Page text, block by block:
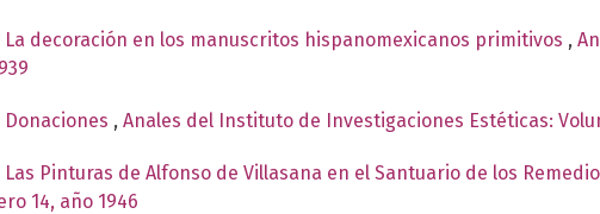
La decoración en los manuscritos hispanomexicanos primitivos ,
Donaciones , Anales del Instituto de Investigaciones Estéticas:
Las Pinturas de Alfonso de Villasana en el Santuario de los
14, año 1946